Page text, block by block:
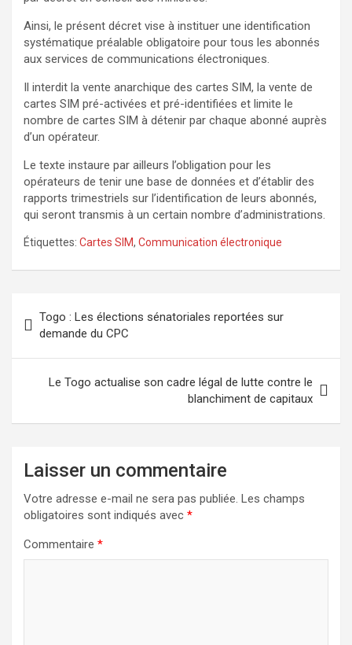
Ainsi, le présent décret vise à instituer une identification
systématique préalable obligatoire pour tous les abonnés
aux services de communications électroniques.
Il interdit la vente anarchique des cartes SIM, la vente de
cartes SIM pré-activées et pré-identifiées et limite le
nombre de cartes SIM à détenir par chaque abonné auprès
d’un opérateur.
Le texte instaure par ailleurs l’obligation pour les
opérateurs de tenir une base de données et d’établir des
rapports trimestriels sur l’identification de leurs abonnés,
qui seront transmis à un certain nombre d’administrations.
Étiquettes: Cartes SIM, Communication électronique
de
l’article
Togo : Les élections sénatoriales reportées sur
demande du CPC
Le Togo actualise son cadre légal de lutte contre le
blanchiment de capitaux
Laisser un commentaire
Votre adresse e-mail ne sera pas publiée. Les champs
obligatoires sont indiqués avec *
Commentaire *